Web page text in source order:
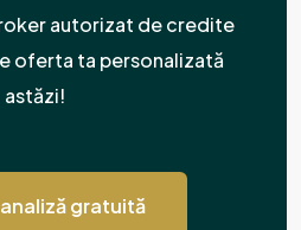
autorizat de credite
oferta ta personalizată
astăzi!
gratuită